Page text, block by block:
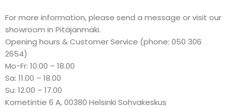
For more information, please send a message or visit our
showroom in Pitäjänmäki.
Opening hours & Customer Service (phone: 050 306
2654)
Mo-Fr: 10.00 – 18.00
Sa: 11.00 – 18.00
Su: 12.00 – 17.00
Kornetintie 6 A, 00380 Helsinki Sohvakeskus